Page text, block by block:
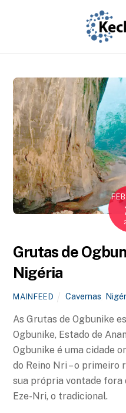
Grutas de
Nigéria
MAINFEED Cavernas
As Grutas de Ogbunike
Ogbunike, Estado de
Ogbunike é uma cidade
do Reino Nri – o primeiro
sua própria vontade fora
Eze-Nri, o tradicional.